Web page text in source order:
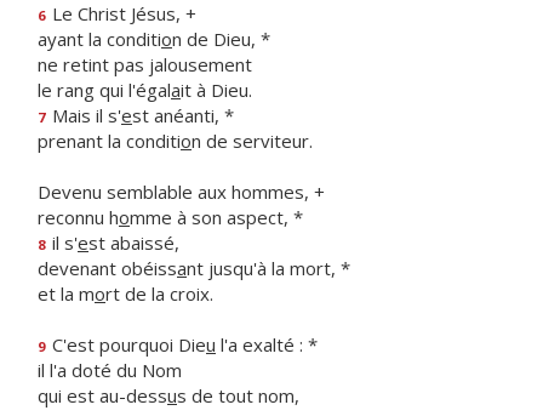
6 Le Christ Jésus, +
ayant la condition de Dieu, *
ne retint pas jalousement
le rang qui l'égalait à Dieu.
7 Mais il s'est anéanti, *
prenant la condition de serviteur.
Devenu semblable aux hommes, +
reconnu homme à son aspect, *
8 il s'est abaissé,
devenant obéissant jusqu'à la mort, *
et la mort de la croix.
9 C'est pourquoi Dieu l'a exalté : *
il l'a doté du Nom
qui est au-dessus de tout nom,